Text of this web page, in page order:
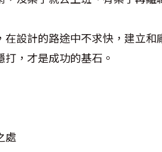
設計的路途中不求快，建立
，才是成功的基石。
處